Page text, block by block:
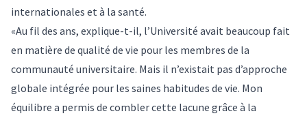
internationales et à la santé.
«Au fil des ans, explique-t-il, l’Université avait beaucoup fait
en matière de qualité de vie pour les membres de la
communauté universitaire. Mais il n’existait pas d’approche
globale intégrée pour les saines habitudes de vie. Mon
équilibre a permis de combler cette lacune grâce à la